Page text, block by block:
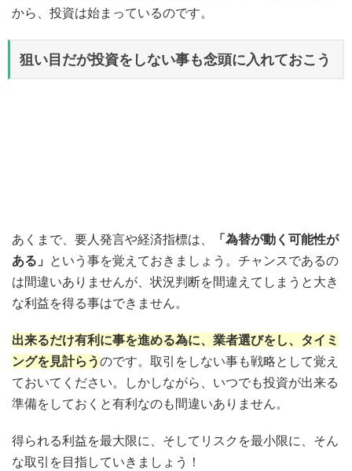
から、投資は始まっているのです。
狙い目だが投資をしない事も念頭に入れておこう
あくまで、要人発言や経済指標は、
「為替が動く可能性が
ある」 という事を覚えておきましょう。チャンスであるの
は間違いありませんが、状況判断を間違えてしまうと大き
な利益を得る事はできません。
出来るだけ有利に事を進める為に、業者選びをし、タイミ
ングを見計らうのです。取引をしない事も戦略として覚え
ておいてください。しかしながら、いつでも投資が出来る
準備をしておくと有利なのも間違いありません。
得られる利益を最大限に、そしてリスクを最小限に、そん
な取引を目指していきましょう！